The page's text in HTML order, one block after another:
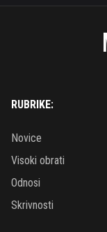
RUBRIKE:
Novice
Visoki obrati
Odnosi
Skrivnosti